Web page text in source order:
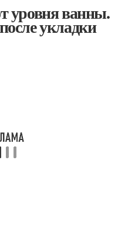
уровня ванны.
укладки